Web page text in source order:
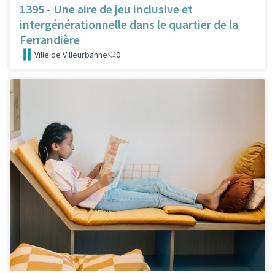
1395 - Une aire de jeu inclusive et
intergénérationnelle dans le quartier de la
Ferrandière
Ville de Villeurbanne 0